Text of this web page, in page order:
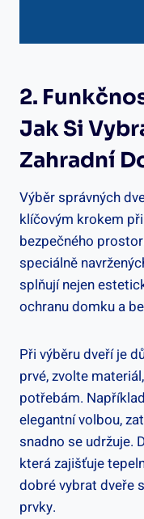
2.
Jak Si
Zahradní
Výběr správných
klíčovým krokem
bezpečného
speciálně
splňují nejen
ochranu domku a
Při výběru dveří je
prvé, zvolte
potřebám.
elegantní volbou,
snadno se udržuje.
která zajišťuje
dobré vybrat dveře
prvky.